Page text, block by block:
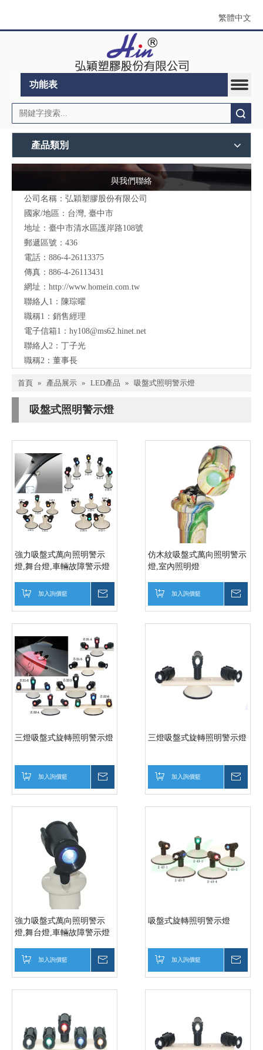
繁體中文
功能表
產品類別
與我們聯絡
公司名稱：弘穎塑膠股份有限公司
國家/地區：台灣, 臺中市
地址：臺中市清水區護岸路108號
郵遞區號：436
電話：886-4-26113375
傳真：886-4-26113431
網址： http://www.homein.com.tw
聯絡人1：陳琮曜
職稱1：銷售經理
電子信箱1： hy108@ms62.hinet.net
聯絡人2：丁子光
職稱2：董事長
首頁 » 產品展示 » LED產品 » 吸盤式照明警示燈
吸盤式照明警示燈
強力吸盤式萬向照明警示
燈,舞台燈,車輛故障警示燈
加入詢價籃
仿木紋吸盤式萬向照明警示
燈,室內照明燈
加入詢價籃
三燈吸盤式旋轉照明警示燈
加入詢價籃
三燈吸盤式旋轉照明警示燈
加入詢價籃
強力吸盤式萬向照明警示
燈,舞台燈,車輛故障警示燈
加入詢價籃
吸盤式旋轉照明警示燈
加入詢價籃